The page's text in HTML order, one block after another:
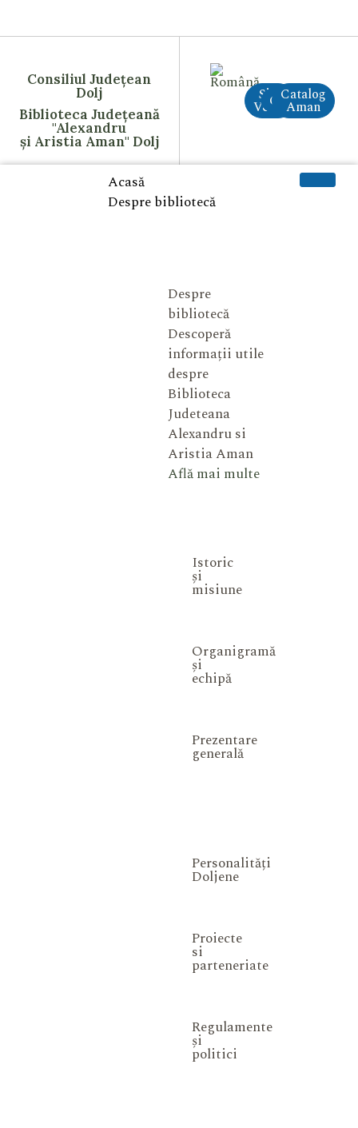
Consiliul Județean
Dolj
Biblioteca Județeană
"Alexandru
și Aristia Aman" Dolj
Site
VechiCreAI
Catalog
Aman
Acasă
Despre bibliotecă
Despre
bibliotecă
Descoperă
informații utile
despre
Biblioteca
Judeteana
Alexandru si
Aristia Aman
Află mai multe
Istoric
și
misiune
Organigramă
și
echipă
Prezentare
generală
Personalități
Doljene
Proiecte
si
parteneriate
Regulamente
și
politici